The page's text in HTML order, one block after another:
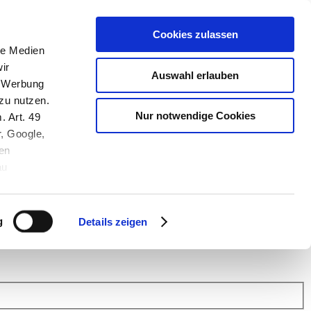
Medien
nutzen.
Art. 49
Google,
Details zeigen
Cookies zulassen
Auswahl erlauben
Nur notwendige Cookies